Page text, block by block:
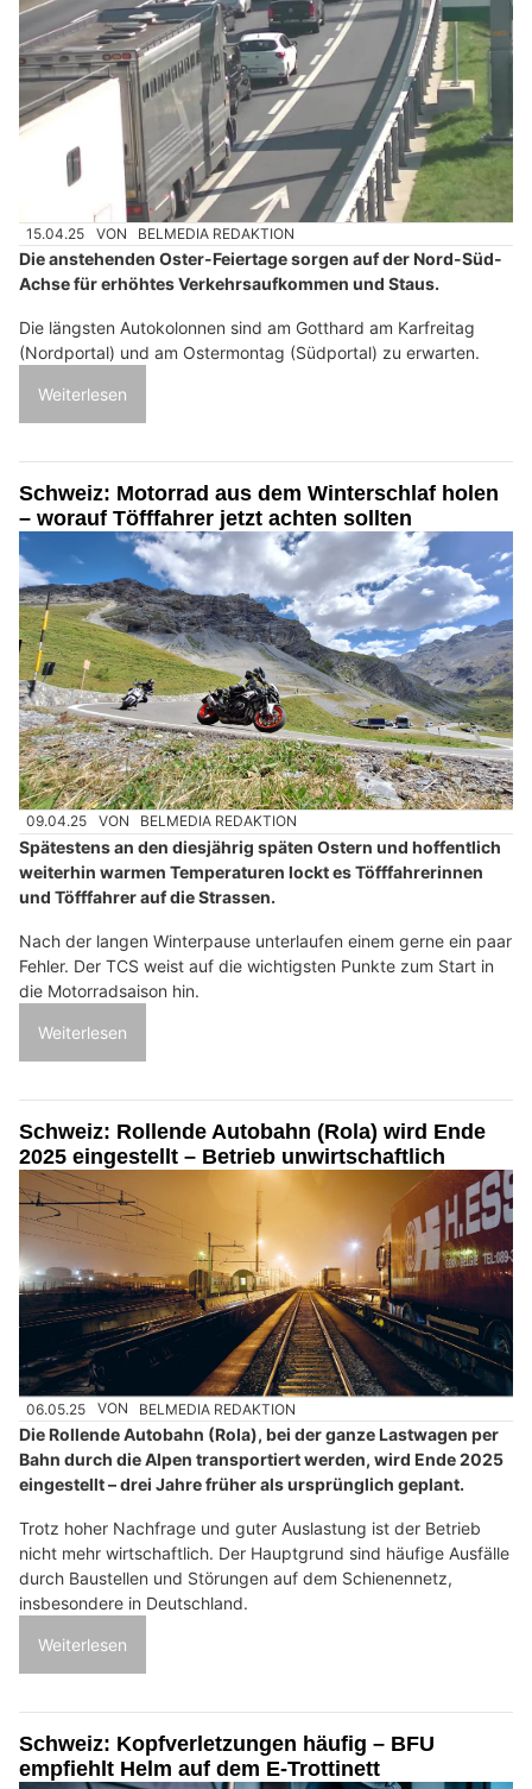
15.04.25 VON BELMEDIA REDAKTION
Die anstehenden Oster-Feiertage sorgen auf der Nord-Süd-
Achse für erhöhtes Verkehrsaufkommen und Staus.
Die längsten Autokolonnen sind am Gotthard am Karfreitag
(Nordportal) und am Ostermontag (Südportal) zu erwarten.
Weiterlesen
Schweiz: Motorrad aus dem Winterschlaf holen
– worauf Töfffahrer jetzt achten sollten
09.04.25 VON BELMEDIA REDAKTION
Spätestens an den diesjährig späten Ostern und hoffentlich
weiterhin warmen Temperaturen lockt es Töfffahrerinnen
und Töfffahrer auf die Strassen.
Nach der langen Winterpause unterlaufen einem gerne ein paar
Fehler. Der TCS weist auf die wichtigsten Punkte zum Start in
die Motorradsaison hin.
Weiterlesen
Schweiz: Rollende Autobahn (Rola) wird Ende
2025 eingestellt – Betrieb unwirtschaftlich
06.05.25 VON BELMEDIA REDAKTION
Die Rollende Autobahn (Rola), bei der ganze Lastwagen per
Bahn durch die Alpen transportiert werden, wird Ende 2025
eingestellt – drei Jahre früher als ursprünglich geplant.
Trotz hoher Nachfrage und guter Auslastung ist der Betrieb
nicht mehr wirtschaftlich. Der Hauptgrund sind häufige Ausfälle
durch Baustellen und Störungen auf dem Schienennetz,
insbesondere in Deutschland.
Weiterlesen
Schweiz: Kopfverletzungen häufig – BFU
empfiehlt Helm auf dem E-Trottinett